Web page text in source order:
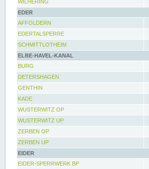
WILHERING
EDER
AFFOLDERN
EDERTALSPERRE
SCHMITTLOTHEIM
ELBE-HAVEL-KANAL
BURG
DETERSHAGEN
GENTHIN
KADE
WUSTERWITZ OP
WUSTERWITZ UP
ZERBEN OP
ZERBEN UP
EIDER
EIDER-SPERRWERK BP